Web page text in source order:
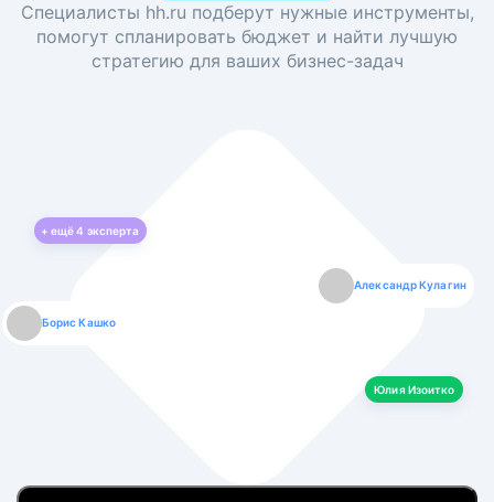
Специалисты hh.ru подберут нужные инструменты,
помогут спланировать бюджет и найти лучшую
стратегию для ваших бизнес-задач
+ ещё4 эксперта
Борис Кашко
Александр Кулагин
Юлия Изоитко
Юлия Изоитко
Даниил Макаров
Александр Кулагин
Екатерина Лазаренко
Даниил Макаров
Борис Кашко
Екатерина Лазаренко
Юлия Изоитко